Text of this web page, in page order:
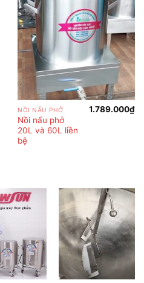
NỒI NẤU PHỞ
Nồi nấu phở
20L và 60L liền
bệ
1.789.000₫